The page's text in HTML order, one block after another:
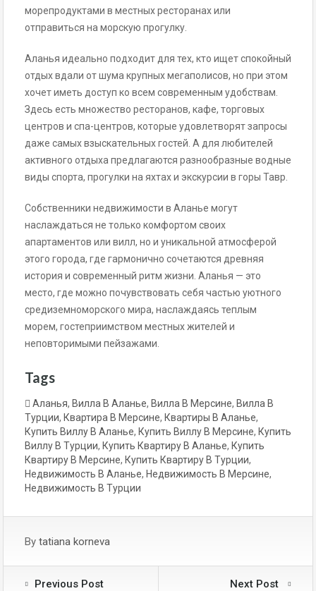
морепродуктами в местных ресторанах или
отправиться на морскую прогулку.
Аланья идеально подходит для тех, кто ищет спокойный
отдых вдали от шума крупных мегаполисов, но при этом
хочет иметь доступ ко всем современным удобствам.
Здесь есть множество ресторанов, кафе, торговых
центров и спа-центров, которые удовлетворят запросы
даже самых взыскательных гостей. А для любителей
активного отдыха предлагаются разнообразные водные
виды спорта, прогулки на яхтах и экскурсии в горы Тавр.
Собственники недвижимости в Аланье могут
наслаждаться не только комфортом своих
апартаментов или вилл, но и уникальной атмосферой
этого города, где гармонично сочетаются древняя
история и современный ритм жизни. Аланья — это
место, где можно почувствовать себя частью уютного
средиземноморского мира, наслаждаясь теплым
морем, гостеприимством местных жителей и
неповторимыми пейзажами.
Tags
Аланья, Вилла В Аланье, Вилла В Мерсине, Вилла В
Турции, Квартира В Мерсине, Квартиры В Аланье,
Купить Виллу В Аланье, Купить Виллу В Мерсине, Купить
Виллу В Турции, Купить Квартиру В Аланье, Купить
Квартиру В Мерсине, Купить Квартиру В Турции,
Недвижимость В Аланье, Недвижимость В Мерсине,
Недвижимость В Турции
By tatiana korneva
Previous Post Next Post